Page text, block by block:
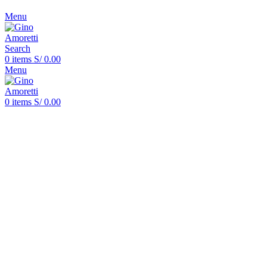
Menu
Search
0 items S/0.00
Menu
0 items S/0.00